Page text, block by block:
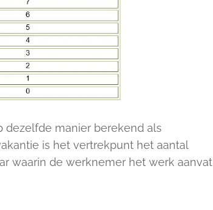
dezelfde manier berekend als
is het vertrekpunt het aantal
waarin de werknemer het werk aanvat